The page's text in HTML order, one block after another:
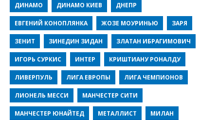
ДИНАМО ДИНАМО КИЕВ ДНЕПР
ЕВГЕНИЙ КОНОПЛЯНКА ЖОЗЕ МОУРИНЬЮ ЗАРЯ
ЗЕНИТ ЗИНЕДИН ЗИДАН ЗЛАТАН ИБРАГИМОВИЧ
ИГОРЬ СУРКИС ИНТЕР КРИШТИАНУ РОНАЛДУ
ЛИВЕРПУЛЬ ЛИГА ЕВРОПЫ ЛИГА ЧЕМПИОНОВ
ЛИОНЕЛЬ МЕССИ МАНЧЕСТЕР СИТИ
МАНЧЕСТЕР ЮНАЙТЕД МЕТАЛЛИСТ МИЛАН